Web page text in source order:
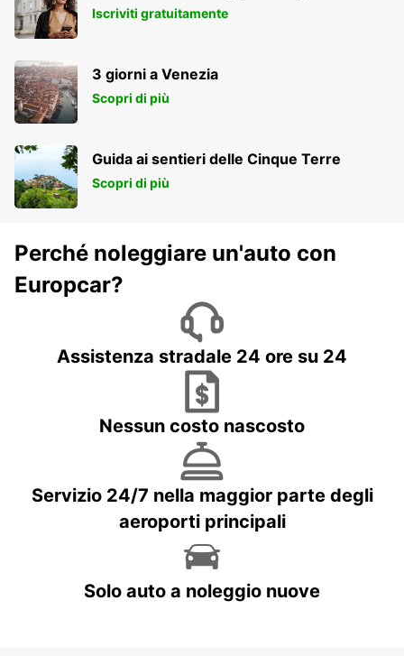
Iscriviti gratuitamente
3 giorni a Venezia
Scopri di più
Guida ai sentieri delle Cinque Terre
Scopri di più
Perché noleggiare un'auto con
Europcar?
Assistenza stradale 24 ore su 24
Nessun costo nascosto
Servizio 24/7 nella maggior parte degli
aeroporti principali
Solo auto a noleggio nuove